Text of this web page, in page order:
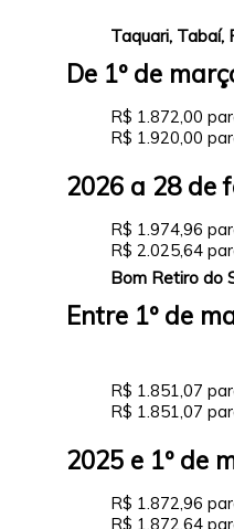
Taquari, Tabaí,
De 1º de
R$ 1.872,00
R$ 1.920,00
2026 a 28 de
R$ 1.974,96
R$ 2.025,64
Bom Retiro do
Entre 1º de
R$ 1.851,07
R$ 1.851,07
2025 e 1º de
R$ 1.872,96
R$ 1.872,64